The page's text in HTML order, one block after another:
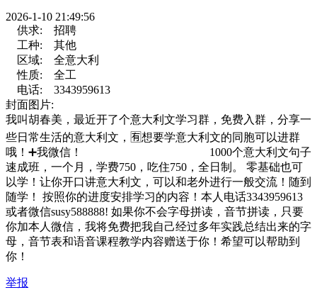
2026-1-10 21:49:56
供求:
招聘
工种:
其他
区域:
全意大利
性质:
全工
电话:
3343959613
封面图片:
我叫胡春美，最近开了个意大利文学习群，免费入群，分享一
些日常生活的意大利文，🈶想要学意大利文的同胞可以进群
哦！➕我微信！ 1000个意大利文句子
速成班，一个月，学费750，吃住750，全日制。 零基础也可
以学！让你开口讲意大利文，可以和老外进行一般交流！随到
随学！ 按照你的进度安排学习的内容！本人电话3343959613
或者微信susy588888! 如果你不会字母拼读，音节拼读，只要
你加本人微信，我将免费把我自己经过多年实践总结出来的字
母，音节表和语音课程教学内容赠送于你！希望可以帮助到
你！
举报